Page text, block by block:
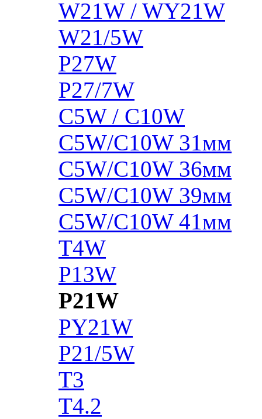
W21W / WY21W
W21/5W
P27W
P27/7W
C5W / C10W
C5W/C10W 31мм
C5W/C10W 36мм
C5W/C10W 39мм
C5W/C10W 41мм
T4W
P13W
P21W
PY21W
P21/5W
T3
T4.2